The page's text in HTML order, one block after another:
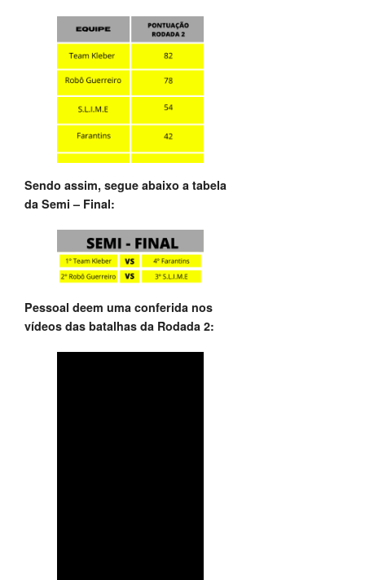
Sendo assim, segue abaixo a tabela
da Semi – Final:
Pessoal deem uma conferida nos
vídeos das batalhas da Rodada 2: